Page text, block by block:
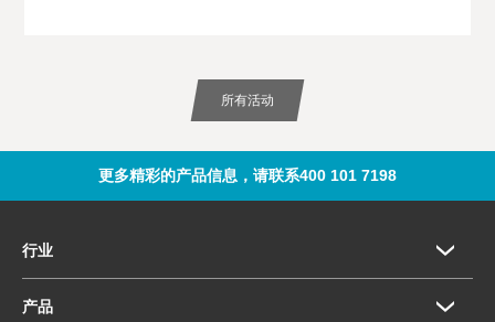
所有活动
更多精彩的产品信息，请联系400 101 7198
行业
产品